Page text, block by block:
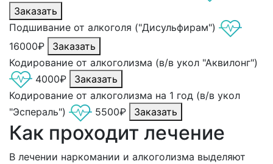
Заказать
Подшивание от алкоголя ("Дисульфирам")
16000₽
Заказать
Кодирование от алкоголизма (в/в укол "Аквилонг")
4000₽
Заказать
Кодирование от алкоголизма на 1 год (в/в укол
"Эспераль")
5500₽ Заказать
Как проходит лечение
В лечении наркомании и алкоголизма выделяют